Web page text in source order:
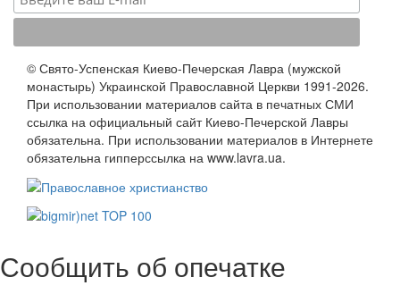
© Свято-Успенская Киево-Печерская Лавра (мужской
монастырь) Украинской Православной Церкви 1991-2026.
При использовании материалов сайта в печатных СМИ
ссылка на официальный сайт Киево-Печерской Лавры
обязательна. При использовании материалов в Интернете
обязательна гипперссылка на www.lavra.ua.
Сообщить об опечатке